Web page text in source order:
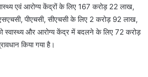
एवं आरोग्य केंद्रों के लिए 167 करोड़ 22 लाख,
पीएचसी, सीएचसी के लिए 2 करोड़ 92 लाख,
स्वास्थ्य और आरोग्य केंद्र में बदलने के लिए 72 करोड़
किया गया है।